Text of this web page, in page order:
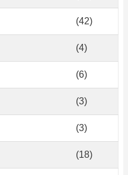
(42)
(4)
(6)
(3)
(3)
(18)